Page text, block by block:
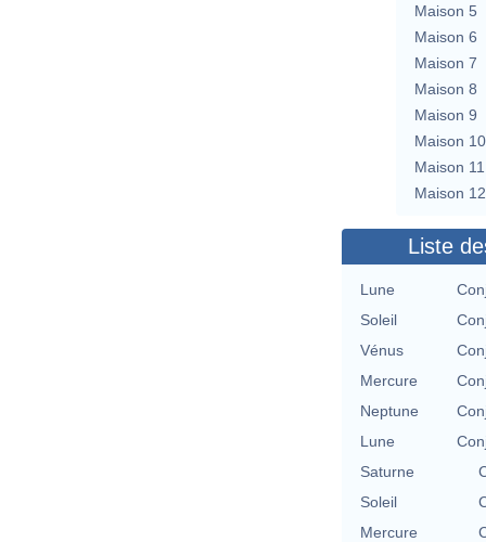
Maison 5
Maison 6
Maison 7
Maison 8
Maison 9
Maison 10
Maison 11
Maison 12
Liste
Lune
Soleil
Vénus
Mercure
Neptune
Lune
Saturne
Soleil
Mercure